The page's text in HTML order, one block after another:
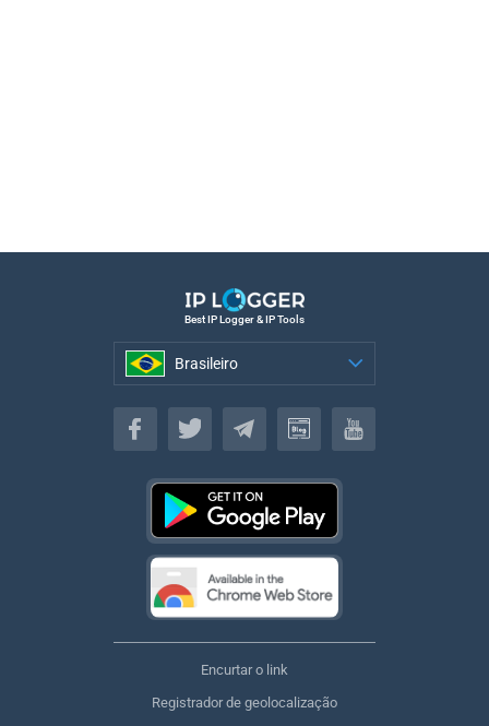
Best IP Logger & IP Tools
Brasileiro
Brasileiro
Encurtar o link
Registrador de geolocalização